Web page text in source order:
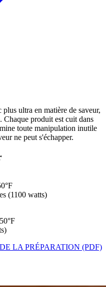
ultra en matière de saveur,
Chaque produit est cuit dans
toute manipulation inutile
ne peut s'échapper.
(1100 watts)
LA PRÉPARATION (PDF)